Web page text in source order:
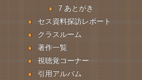
7 あとがき
セス資料探訪レポート
クラスルーム
著作一覧
視聴覚コーナー
引用アルバム